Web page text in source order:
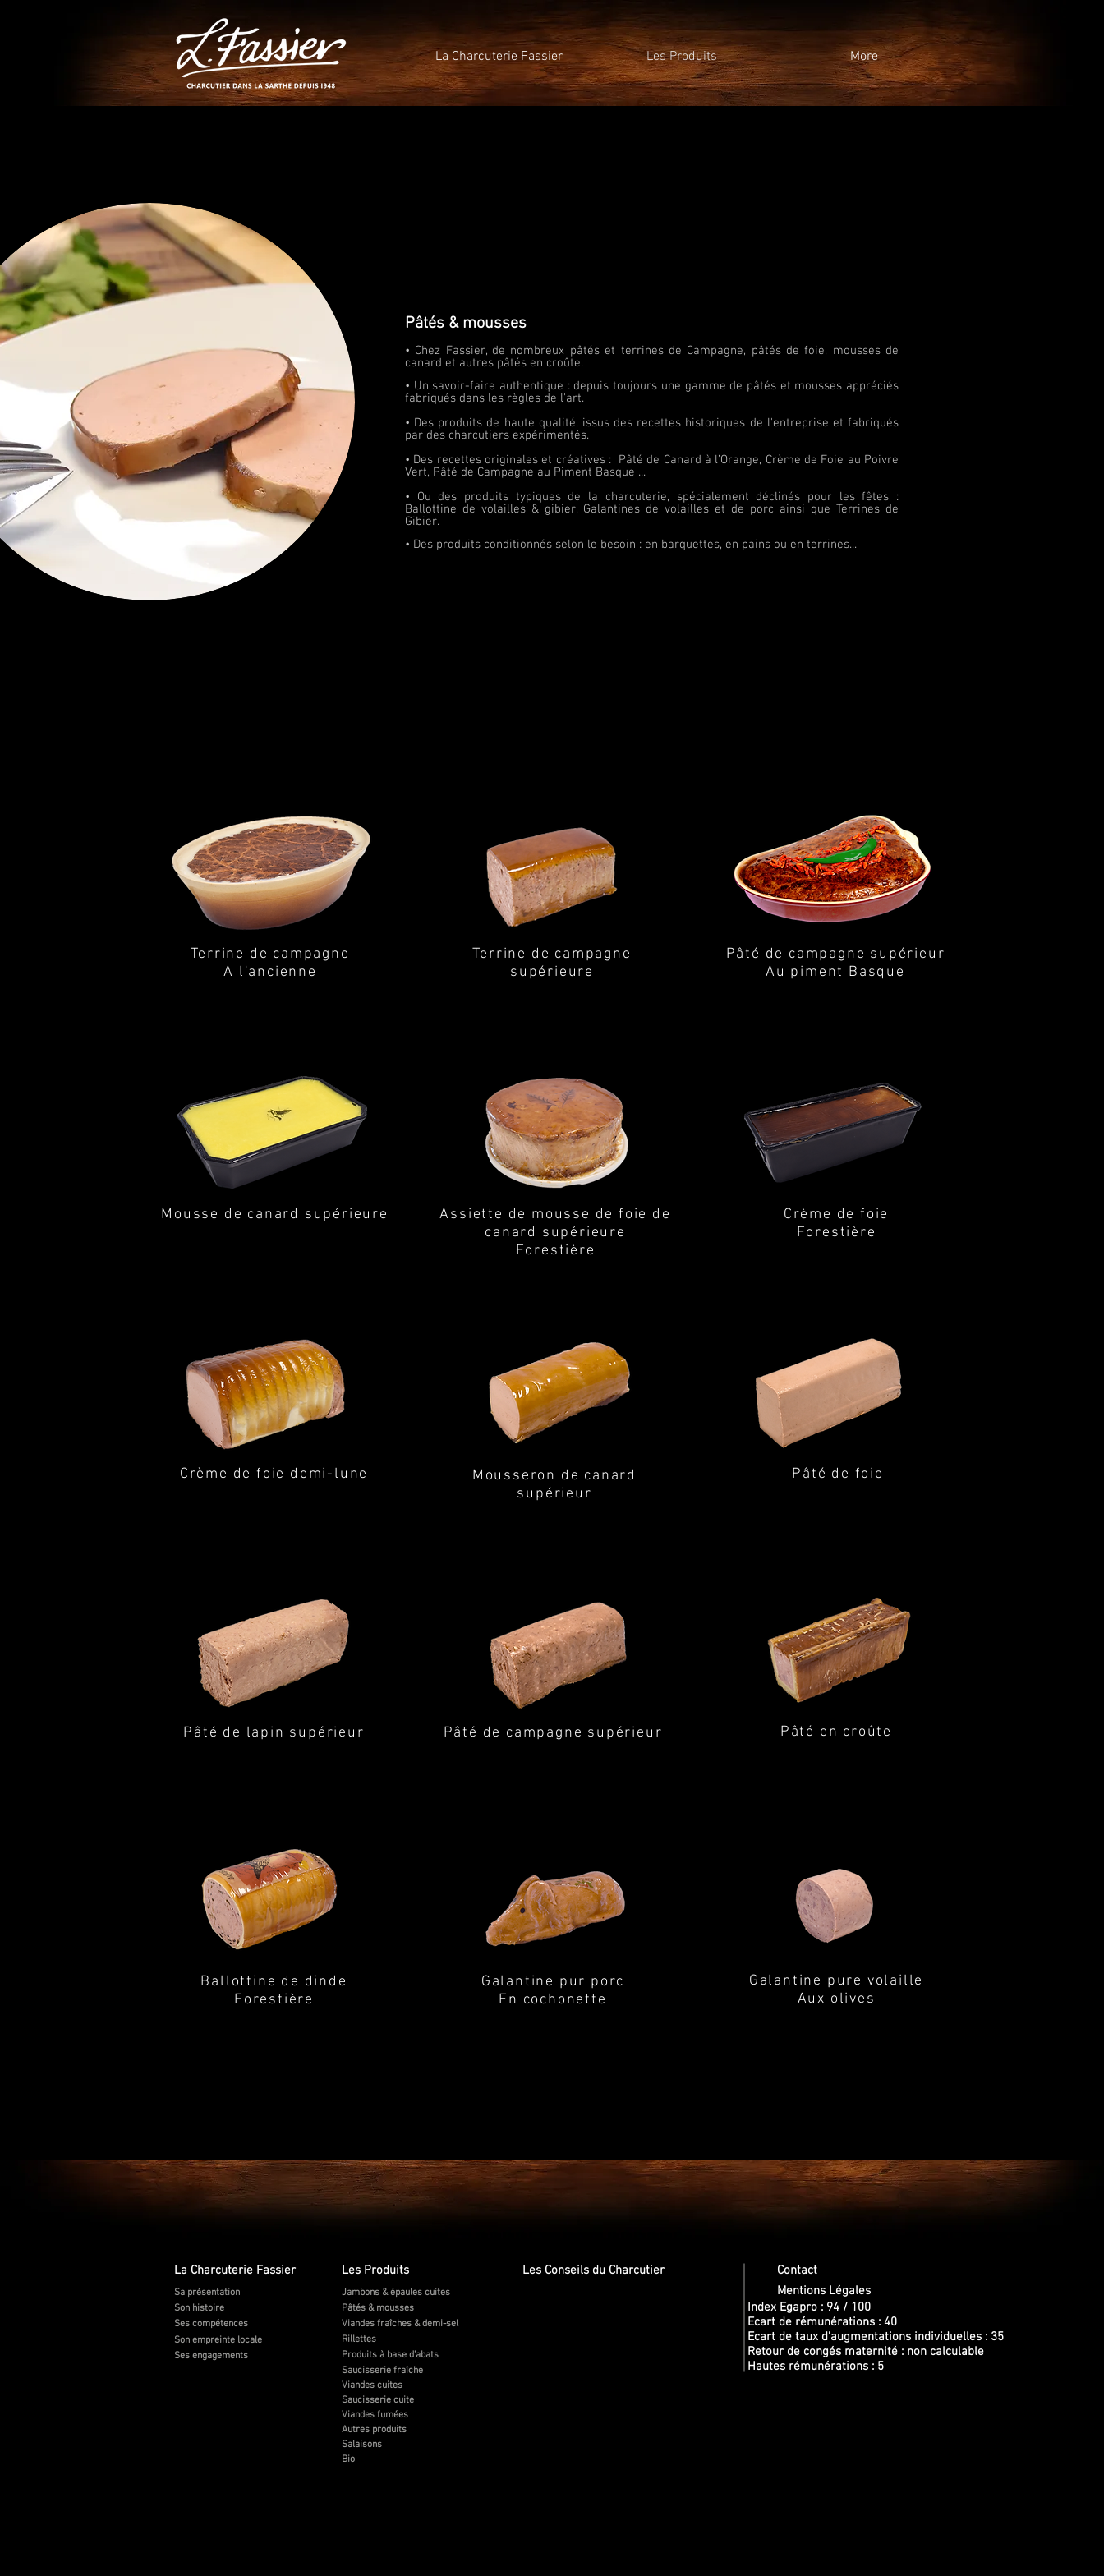
La Charcuterie Fassier Les Produits More
Pâtés & mousses
• Chez Fassier, de nombreux pâtés et terrines de Campagne, pâtés de foie, mousses de
canard et autres pâtés en croûte.
• Un savoir-faire authentique : depuis toujours une gamme de pâtés et mousses appréciés
fabriqués dans les règles de l'art.
• Des produits de haute qualité, issus des recettes historiques de l'entreprise et fabriqués
par des charcutiers expérimentés.
• Des recettes originales et créatives : Pâté de Canard à l’Orange, Crème de Foie au Poivre
Vert, Pâté de Campagne au Piment Basque ...
• Ou des produits typiques de la charcuterie, spécialement déclinés pour les fêtes :
Ballottine de volailles & gibier, Galantines de volailles et de porc ainsi que Terrines de
Gibier.
• Des produits conditionnés selon le besoin : en barquettes, en pains ou en terrines...
Terrine de campagne
A l'ancienne
Terrine de campagne
supérieure
Pâté de campagne supérieur
Au piment Basque
Mousse de canard supérieure
Assiette de mousse de foie de
canard supérieure
Forestière
Crème de foie
Forestière
Crème de foie demi-lune
Mousseron de canard
supérieur
Pâté de foie
Pâté de lapin supérieur Pâté de campagne supérieur Pâté en croûte
Ballottine de dinde
Forestière
Galantine pur porc
En cochonette
Galantine pure volaille
Aux olives
La Charcuterie Fassier
Sa présentation
Son histoire
Ses compétences
Son empreinte locale
Ses engagements
Les Produits
Jambons & épaules cuites
Pâtés & mousses
Viandes fraîches & demi-sel
Rillettes
Produits à base d'abats
Saucisserie fraîche
Viandes cuites
Les Conseils du Charcutier
Contact
Mentions Légales
Index Egapro : 94 / 100
Ecart de rémunérations : 40
Ecart de taux d'augmentations individuelles : 35
Retour de congés maternité : non calculable
Hautes rémunérations : 5
Saucisserie cuite
Viandes fumées
Autres produits
Salaisons
Bio